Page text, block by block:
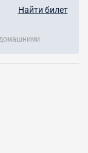
Найти билет
домашними